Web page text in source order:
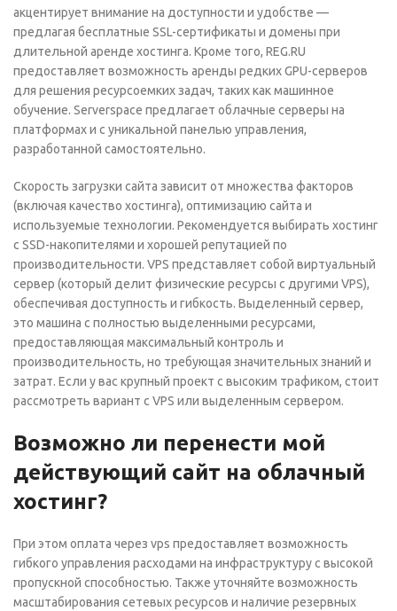
акцентирует внимание на доступности и удобстве —
предлагая бесплатные SSL-сертификаты и домены при
длительной аренде хостинга. Кроме того, REG.RU
предоставляет возможность аренды редких GPU-серверов
для решения ресурсоемких задач, таких как машинное
обучение. Serverspace предлагает облачные серверы на
платформах и с уникальной панелью управления,
разработанной самостоятельно.
Скорость загрузки сайта зависит от множества факторов
(включая качество хостинга), оптимизацию сайта и
используемые технологии. Рекомендуется выбирать хостинг
с SSD-накопителями и хорошей репутацией по
производительности. VPS представляет собой виртуальный
сервер (который делит физические ресурсы с другими VPS),
обеспечивая доступность и гибкость. Выделенный сервер,
это машина с полностью выделенными ресурсами,
предоставляющая максимальный контроль и
производительность, но требующая значительных знаний и
затрат. Если у вас крупный проект с высоким трафиком, стоит
рассмотреть вариант с VPS или выделенным сервером.
Возможно ли перенести мой
действующий сайт на облачный
хостинг?
При этом оплата через vps предоставляет возможность
гибкого управления расходами на инфраструктуру с высокой
пропускной способностью. Также уточняйте возможность
масштабирования сетевых ресурсов и наличие резервных